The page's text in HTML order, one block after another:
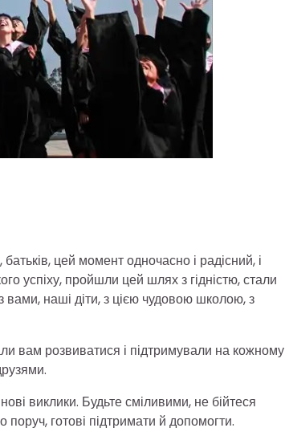
цей момент одночасно і радісний, і
успіху, пройшли цей шлях з гідністю, стали
наші діти, з цією чудовою школою, з
вам розвиватися і підтримували на кожному
виклики. Будьте сміливими, не бійтеся
готові підтримати й допомогти.